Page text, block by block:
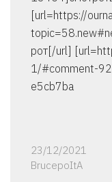
[url=https://
рот[/url]
1/#comment-
e5cb7ba
23/12/2021
BrucepoItA